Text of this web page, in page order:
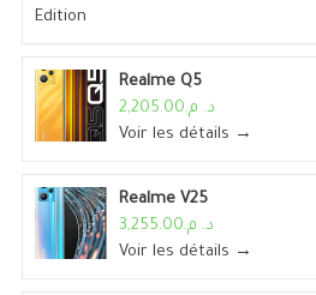
Realme Q5
د. م.2,205.00
Voir les détails →
Realme V25
د. م.3,255.00
Voir les détails →